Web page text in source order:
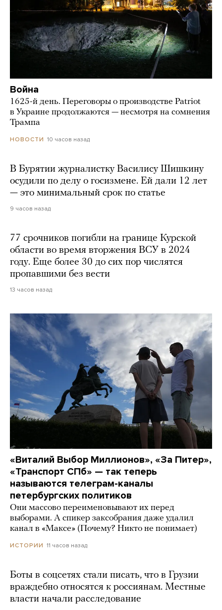
Война
1625-й день. Переговоры о производстве Patriot
в Украине продолжаются — несмотря на сомнения
Трампа
НОВОСТИ 10 часов назад
В Бурятии журналистку Василису Шишкину
осудили по делу о госизмене. Ей дали 12 лет
— это минимальный срок по статье
9 часов назад
77 срочников погибли на границе Курской
области во время вторжения ВСУ в 2024
году. Еще более 30 до сих пор числятся
пропавшими без вести
13 часов назад
«Виталий Выбор Миллионов», «За Питер»,
«Транспорт СПб» — так теперь
называются телеграм-каналы
петербургских политиков
Они массово переименовывают их перед
выборами. А спикер заксобрания даже удалил
канал в «Максе» (Почему? Никто не понимает)
ИСТОРИИ 11 часов назад
Боты в соцсетях стали писать, что в Грузии
враждебно относятся к россиянам. Местные
власти начали расследование